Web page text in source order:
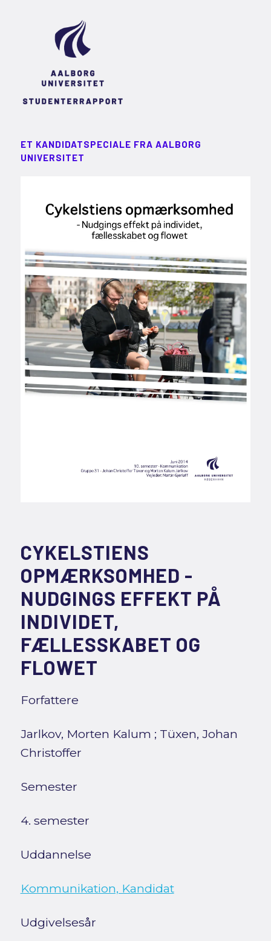
ET KANDIDATSPECIALE FRA AALBORG
UNIVERSITET
CYKELSTIENS
OPMÆRKSOMHED -
NUDGINGS EFFEKT PÅ
INDIVIDET,
FÆLLESSKABET OG
FLOWET
Forfattere
Jarlkov, Morten Kalum ; Tüxen, Johan
Christoffer
Semester
4. semester
Uddannelse
Kommunikation, Kandidat
Udgivelsesår